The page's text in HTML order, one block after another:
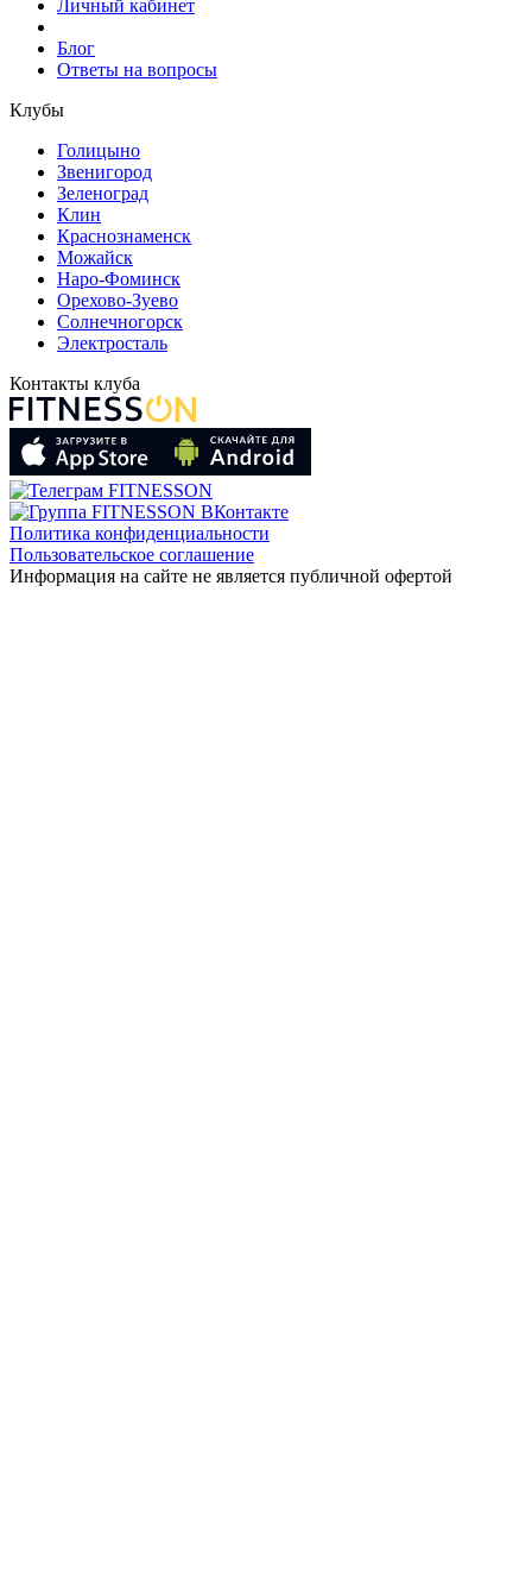
Личный кабинет
Блог
Ответы на вопросы
Клубы
Голицыно
Звенигород
Зеленоград
Клин
Краснознаменск
Можайск
Наро-Фоминск
Орехово-Зуево
Солнечногорск
Электросталь
Контакты клуба
Политика конфиденциальности
Пользовательское соглашение
Информация на сайте не является публичной офертой